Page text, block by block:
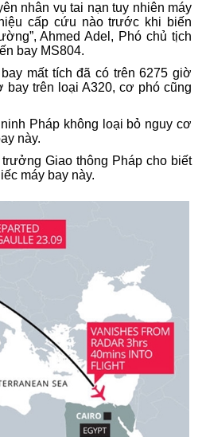
nhân vụ tai nạn tuy nhiên máy
cấp cứu nào trước khi biến
Ahmed Adel, Phó chủ tịch
bay MS804.
mất tích đã có trên 6275 giờ
bay trên loại A320, cơ phó cũng
Pháp không loại bỏ nguy cơ
này.
Giao thông Pháp cho biết
máy bay này.